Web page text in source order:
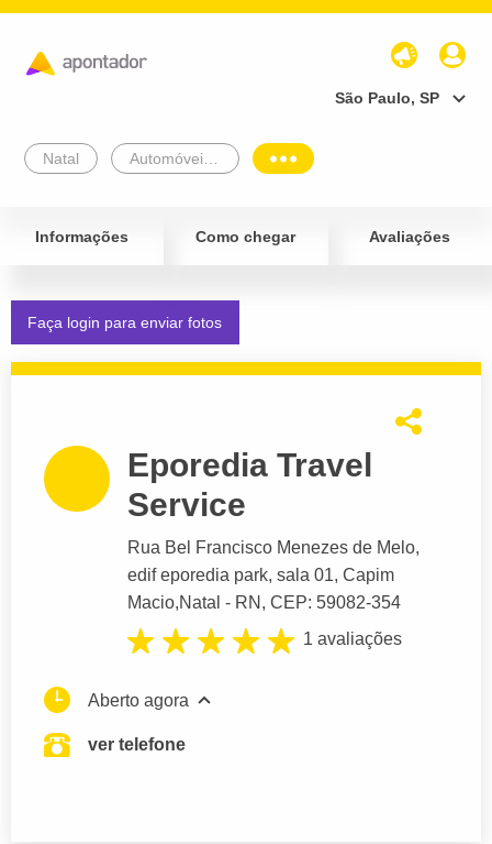
São Paulo, SP
Natal
Informações Como chegar Avaliações
Faça login para enviar fotos
Eporedia Travel
Service
Rua Bel Francisco Menezes de Melo,
edif eporedia park, sala 01, Capim
Macio,Natal - RN, CEP: 59082-354
1 avaliações
Aberto agora
ver telefone